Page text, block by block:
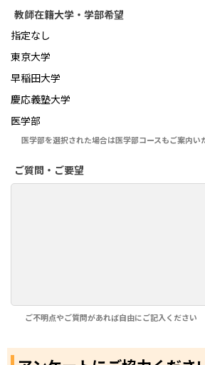
教師在籍大学・学部希望
指定なし
東京大学
早稲田大学
慶応義塾大学
医学部
医学部を選択された場合は医学部コースもご案内い
ご質問・ご要望
ご不明点やご質問があれば自由にご記入ください